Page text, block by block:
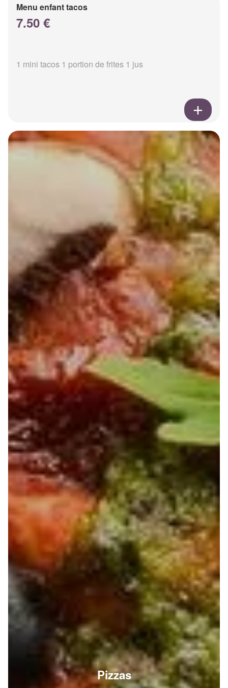
Menu enfant tacos
7.50 €
1 mini tacos 1 portion de frites 1 jus
Pizzas